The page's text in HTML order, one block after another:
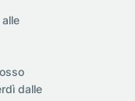
dalle